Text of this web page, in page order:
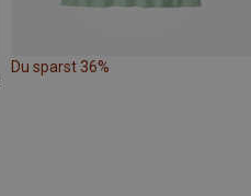
Du sparst 36%